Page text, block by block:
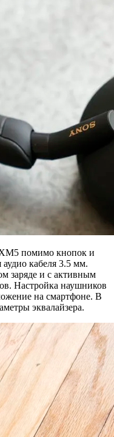
помимо кнопок и
кабеля 3.5 мм.
заряде и с активным
Настройка наушников
на смартфоне. В
эквалайзера.